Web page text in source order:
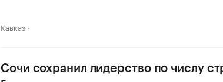
Кавказ
Сочи сохранил лидерство по числу